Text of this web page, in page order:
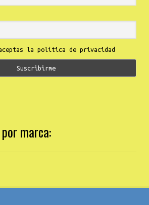
la política de privacidad
marca: